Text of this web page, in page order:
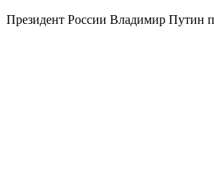
Президент России Владимир Путин